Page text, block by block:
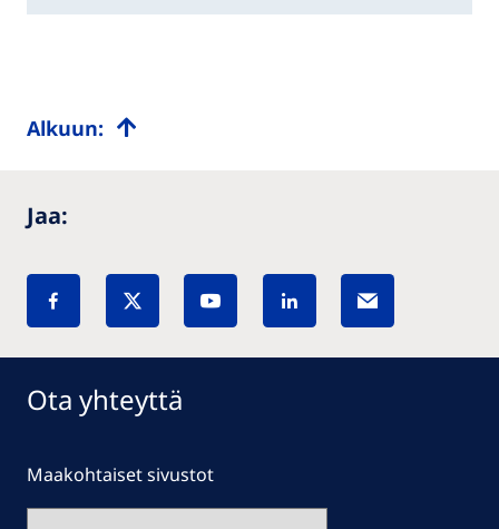
Alkuun:
Jaa:
Ota yhteyttä
Maakohtaiset sivustot